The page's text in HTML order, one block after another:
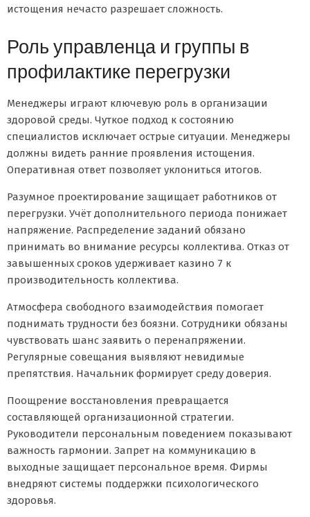
истощения нечасто разрешает сложность.
Роль управленца и группы в
профилактике перегрузки
Менеджеры играют ключевую роль в организации
здоровой среды. Чуткое подход к состоянию
специалистов исключает острые ситуации. Менеджеры
должны видеть ранние проявления истощения.
Оперативная ответ позволяет уклониться итогов.
Разумное проектирование защищает работников от
перегрузки. Учёт дополнительного периода понижает
напряжение. Распределение заданий обязано
принимать во внимание ресурсы коллектива. Отказ от
завышенных сроков удерживает казино 7 к
производительность коллектива.
Атмосфера свободного взаимодействия помогает
поднимать трудности без боязни. Сотрудники обязаны
чувствовать шанс заявить о перенапряжении.
Регулярные совещания выявляют невидимые
препятствия. Начальник формирует среду доверия.
Поощрение восстановления превращается
составляющей организационной стратегии.
Руководители персональным поведением показывают
важность гармонии. Запрет на коммуникацию в
выходные защищает персональное время. Фирмы
внедряют системы поддержки психологического
здоровья.